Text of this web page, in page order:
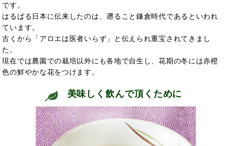
です。
はるばる日本に伝来したのは、遡ること鎌倉時代であるといわれ
ています。
古くから「アロエは医者いらず」と伝えられ重宝されてきまし
た。
現在では農園での栽培以外にも各地で自生し、花期の冬には赤橙
色の鮮やかな花をつけます。
美味しく飲んで頂くために